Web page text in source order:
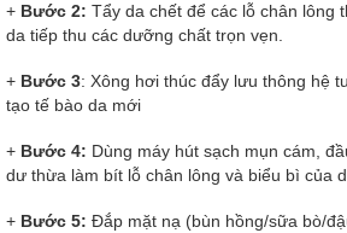
+ Bước 2: Tẩy da chết để các lỗ chân lông
da tiếp thu các dưỡng chất trọn vẹn.
+ Bước 3: Xông hơi thúc đẩy lưu thông hệ
tạo tế bào da mới
+ Bước 4: Dùng máy hút sạch mụn cám,
dư thừa làm bít lỗ chân lông và biểu bì của
+ Bước 5: Đắp mặt nạ (bùn hồng/sữa bò/